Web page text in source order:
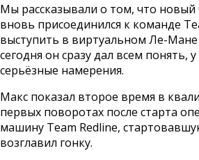
Мы рассказывали о том, что
вновь присоединился к команде
выступить в виртуальном Ле-Мане
сегодня он сразу дал всем понять,
серьёзные намерения.
Макс показал второе время в
первых поворотах после старта
машину Team Redline,
возглавил гонку.